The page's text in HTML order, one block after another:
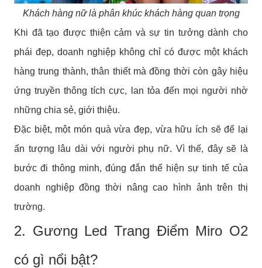
Khách hàng nữ là phân khúc khách hàng quan trọng
Khi đã tạo được thiện cảm và sự tin tưởng dành cho
phái đẹp, doanh nghiệp không chỉ có được một khách
hàng trung thành, thân thiết mà đồng thời còn gây hiệu
ứng truyền thông tích cực, lan tỏa đến mọi người nhờ
những chia sẻ, giới thiệu.
Đặc biệt, một món quà vừa đẹp, vừa hữu ích sẽ để lại
ấn tượng lâu dài với người phụ nữ. Vì thế, đây sẽ là
bước đi thông minh, đúng đắn thể hiện sự tinh tế của
doanh nghiệp đồng thời nâng cao hình ảnh trên thị
trường.
2. Gương Led Trang Điểm Miro O2
có gì nổi bật?